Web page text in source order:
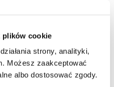
plików cookie
strony, analityki,
Możesz zaakceptować
albo dostosować zgody.
190 l
kg